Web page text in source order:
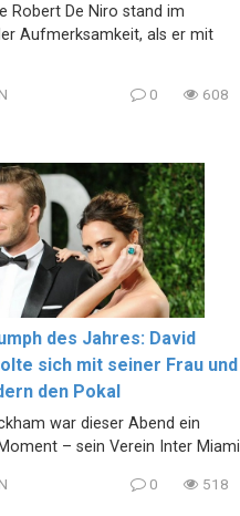
Robert De Niro stand im
Aufmerksamkeit, als er mit
0 608
des Jahres: David
sich mit seiner Frau und
den Pokal
war dieser Abend ein
– sein Verein Inter Miami
0 518